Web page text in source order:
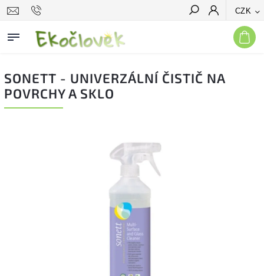
CZK
Hledat
SONETT - UNIVERZÁLNÍ ČISTIČ NA
POVRCHY A SKLO